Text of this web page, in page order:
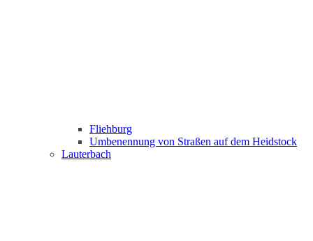
Fliehburg
Umbenennung von Straßen auf dem Heidstock
Lauterbach